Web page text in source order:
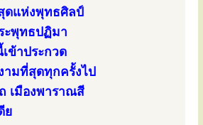
ดแห่งพุทธศิลป์
ะพุทธปฏิมา
ข้าประกวด
ามที่สุดทุกครั้งไป
เมืองพาราณสี
ย